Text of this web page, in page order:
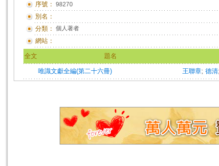
序號： 98270
別名：
分類： 個人著者
網站：
全文 題名
唯識文獻全編(第二十六冊) 王聯章; 德清